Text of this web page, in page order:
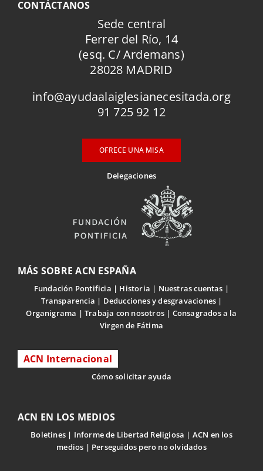
CONTÁCTANOS
Sede central
Ferrer del Río, 14
(esq. C/ Ardemans)
28028 MADRID
info@ayudaalaiglesianecesitada.org
91 725 92 12
OFRECE UNA MISA
Delegaciones
MÁS SOBRE ACN ESPAÑA
Fundación Pontificia Historia
Nuestras cuentas
Transparencia
Deducciones y desgravaciones
Organigrama
Trabaja con nosotros
Consagrados a la
Virgen de Fátima
ACN Internacional
Cómo solicitar ayuda
ACN EN LOS MEDIOS
Boletines Informe de Libertad Religiosa
ACN en los
medios
Perseguidos pero no olvidados